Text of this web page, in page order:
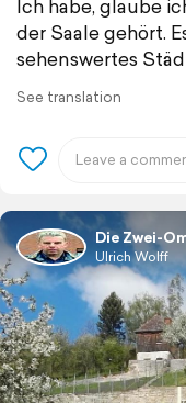
Ich habe, glaube
der Saale gehört.
sehenswertes
See translation
Die Zwei-
Ulrich Wolff